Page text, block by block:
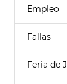
Empleo
Fallas
Feria de